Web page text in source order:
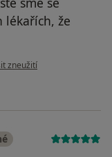
lékařích, že
uživatele Ondřej
zneužití